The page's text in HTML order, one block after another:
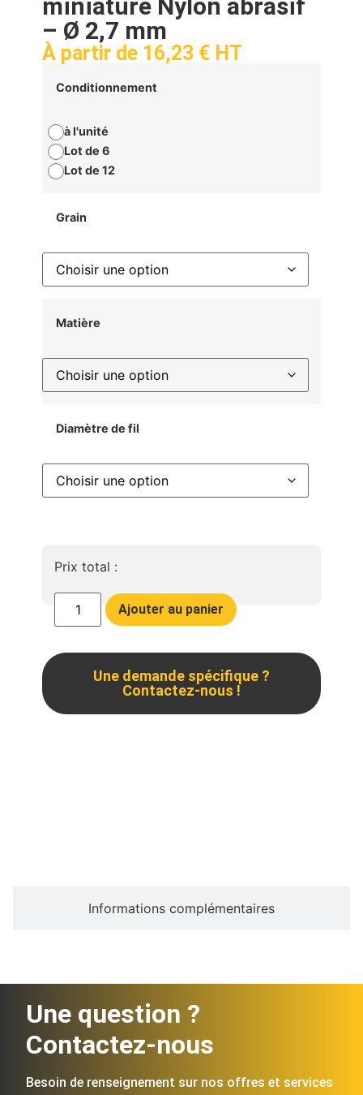
miniature Nylon abrasif
– Ø 2,7 mm
À partir de 16,23 € HT
Conditionnement
à l'unité
Lot de 6
Lot de 12
Grain
Matière
Diamètre de fil
Prix total :
Ajouter au panier
Une demande spécifique ?
Contactez-nous !
Informations complémentaires
Une question ?
Contactez-nous
Besoin de renseignement sur nos offres et services